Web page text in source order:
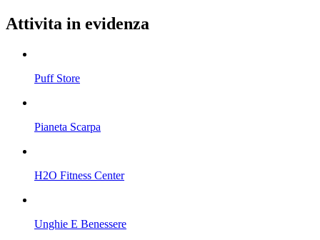
Attivita in evidenza
Puff Store
Pianeta Scarpa
H2O Fitness Center
Unghie E Benessere